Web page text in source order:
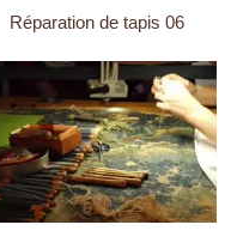
Réparation de tapis 06